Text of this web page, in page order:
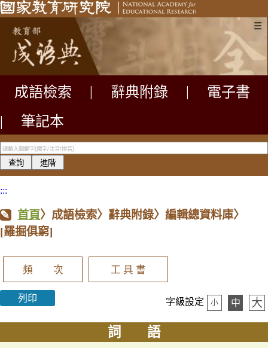
☰
成語檢索 辭典附錄
電子書
|
筆記本
:::
首頁〉成語檢索〉辭典附錄〉編輯總資料庫〉
[羅掘俱窮]
頻 次 工 具 書
列印 字級設定 小 中 大
詞 語